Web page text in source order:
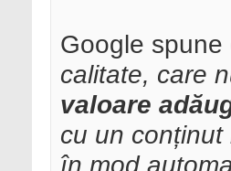
Google spune
calitate, care
valoare
cu un
în mod